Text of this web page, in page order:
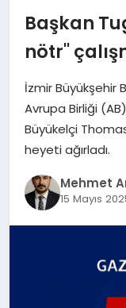
SPOR
MAGAZIN
SAĞLIK
Başkan
nötr"
İzmir Büyükşehir
Avrupa Birliği
Büyükelçi
heyeti ağırladı.
Mehmet
15 Mayıs